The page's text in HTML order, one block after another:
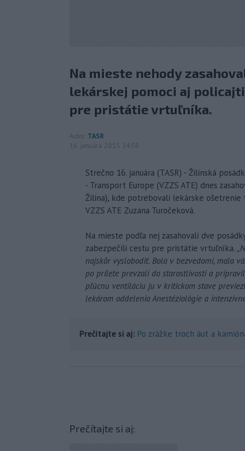
Na mieste nehody
lekárskej pomoci aj
pre pristátie vrtuľníka.
Autor TASR
16. januára 2015 14:58
Strečno 16. januára (TASR) - Žilinská
- Transport Europe (VZZS ATE) dnes
Žilina), kde potrebovali lekárske ošetrenie
VZZS ATE Zuzana Turočeková.
Na mieste podľa nej zasahovali dve
zabezpečili cestu pre pristátie vrtuľníka.
najskôr vyslobodiť. Bola v bezvedomí, mala
po prílete prevzali do starostlivosti a
pľúcnu ventiláciu ju v kritickom stave
lekárom oddelenia Anestéziológie a
Prečítajte si aj: Po zrážke troch áut a
Prečítajte si aj: